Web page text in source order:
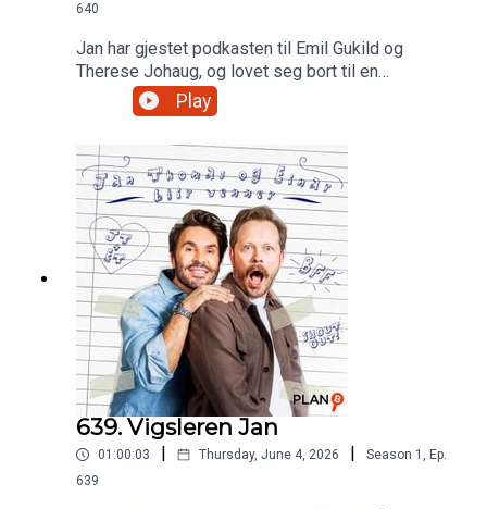
640
Jan har gjestet podkasten til Emil Gukild og
Therese Johaug, og lovet seg bort til en
treningsøkt. han angrer grovt på.Produsert av
Martin Oftedal, PLAN-B
Play
639. Vigsleren Jan
01:00:03 Thursday, June 4, 2026 Season 1 , Ep.
639